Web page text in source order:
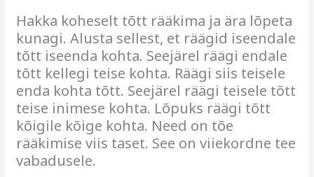
Hakka koheselt tõtt rääkima ja ära lõpeta
kunagi. Alusta sellest, et räägid iseendale
tõtt iseenda kohta. Seejärel räägi endale
tõtt kellegi teise kohta. Räägi siis teisele
enda kohta tõtt. Seejärel räägi teisele tõtt
teise inimese kohta. Lõpuks räägi tõtt
kõigile kõige kohta. Need on tõe
rääkimise viis taset. See on viiekordne tee
vabadusele.